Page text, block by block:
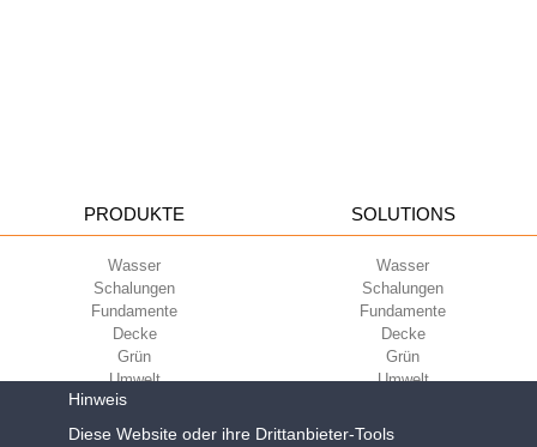
PRODUKTE
Wasser
Schalungen
Fundamente
Decke
Grün
Umwelt
Sport
SOLUTIONS
Wasser
Schalungen
Fundamente
Decke
Grün
Umwelt
UNTERNEHMEN ECOKOMPATIBILITÄT
Hinweis
Diese Website oder ihre Drittanbieter-Tools